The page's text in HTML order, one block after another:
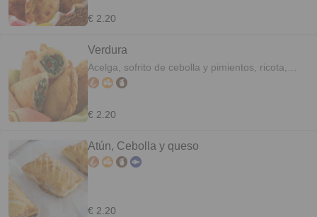
€ 2.20
Verdura
Acelga, sofrito de cebolla y pimientos, ricota,
queso y huevo.
€ 2.20
Atún, Cebolla y queso
€ 2.20